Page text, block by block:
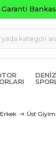
Peşin
Erkek Üst Giyim